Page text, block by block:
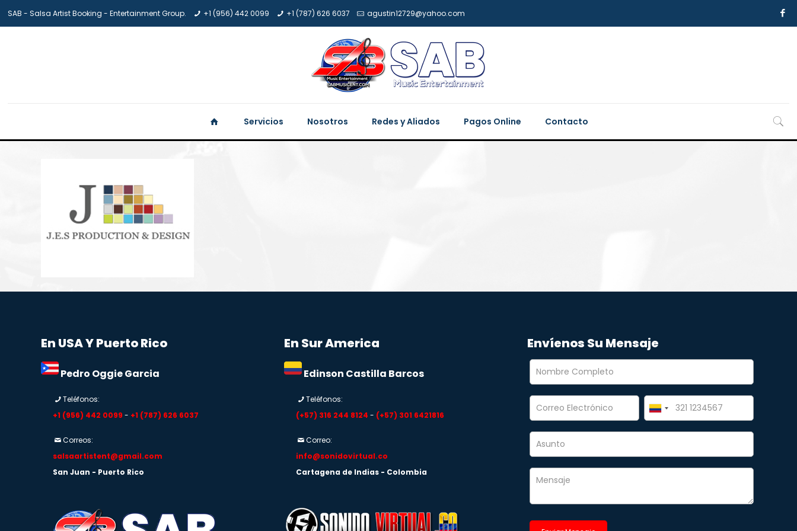
SAB - Salsa Artist Booking - Entertainment Group. +1 (956) 442 0099 +1 (787) 626 6037 agustin12729@yahoo.com
Servicios Nosotros Redes y Aliados Pagos Online Contacto
En USA Y Puerto Rico
Pedro Oggie Garcia
Teléfonos:
+1 (956) 442 0099 - +1 (787) 626 6037
Correos:
salsaartistent@gmail.com
San Juan - Puerto Rico
En Sur America
Edinson Castilla Barcos
Teléfonos:
(+57) 316 244 8124 - (+57) 301 6421816
Correo:
info@sonidovirtual.co
Cartagena de Indias - Colombia
Envíenos Su Mensaje